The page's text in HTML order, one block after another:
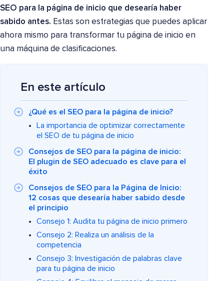
SEO para la página de inicio que desearía haber
sabido antes. Estas son estrategias que puedes aplicar
ahora mismo para transformar tu página de inicio en
una máquina de clasificaciones.
En este artículo
¿Qué es el SEO para la página de inicio?
La importancia de optimizar correctamente
el SEO de tu página de inicio
Consejos de SEO para la página de inicio:
El plugin de SEO adecuado es clave para el
éxito
Consejos de SEO para la Página de Inicio:
12 cosas que desearía haber sabido desde
el principio
Consejo 1: Audita tu página de inicio primero
Consejo 2: Realiza un análisis de la
competencia
Consejo 3: Investigación de palabras clave
para tu página de inicio